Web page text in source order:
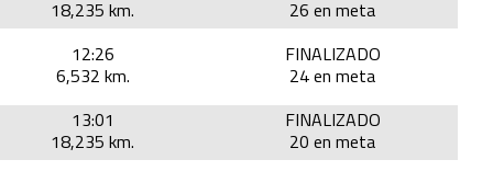
18,235 km.
26 en meta
12:26
6,532 km.
FINALIZADO
24 en meta
13:01
18,235 km.
FINALIZADO
20 en meta